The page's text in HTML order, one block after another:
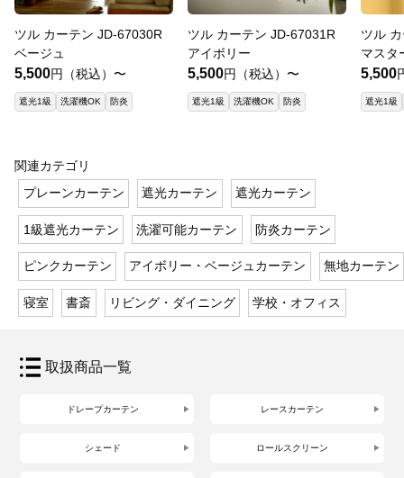
ツル カーテン JD-67030R
ベージュ
5,500円（税込）〜
遮光1級 洗濯機OK 防炎
ツル カーテン JD-67031R
アイボリー
5,500円（税込）〜
遮光1級 洗濯機OK 防炎
ツル
マスタ
5,500
遮光1級
関連カテゴリ
プレーンカーテン
遮光カーテン 遮光カーテン
1級遮光カーテン 洗濯可能カーテン 防炎カーテン
ピンクカーテン アイボリー・ベージュカーテン 無地カーテン
寝室 書斎 リビング・ダイニング 学校・オフィス
取扱商品一覧
ドレープカーテン レースカーテン
シェード ロールスクリーン